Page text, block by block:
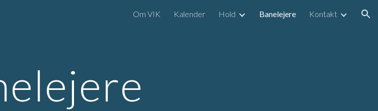
Skip to navigation
Om VIK Kalender Hold Banelejere Kontakt